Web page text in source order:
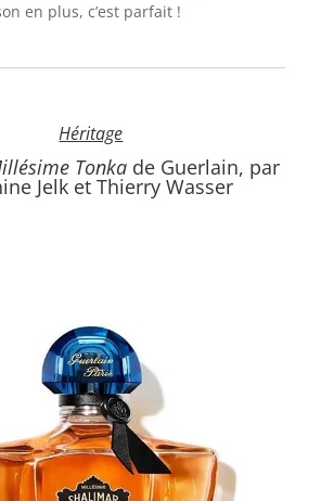
en plus, c’est parfait !
Héritage
Tonkade Guerlain, par
Jelk et Thierry Wasser